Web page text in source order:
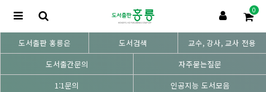
0
도서출판 홍릉은 도서검색
교수, 강사, 교사 전용
도서출간문의
자주묻는질문
1:1문의
인공지능 도서모음